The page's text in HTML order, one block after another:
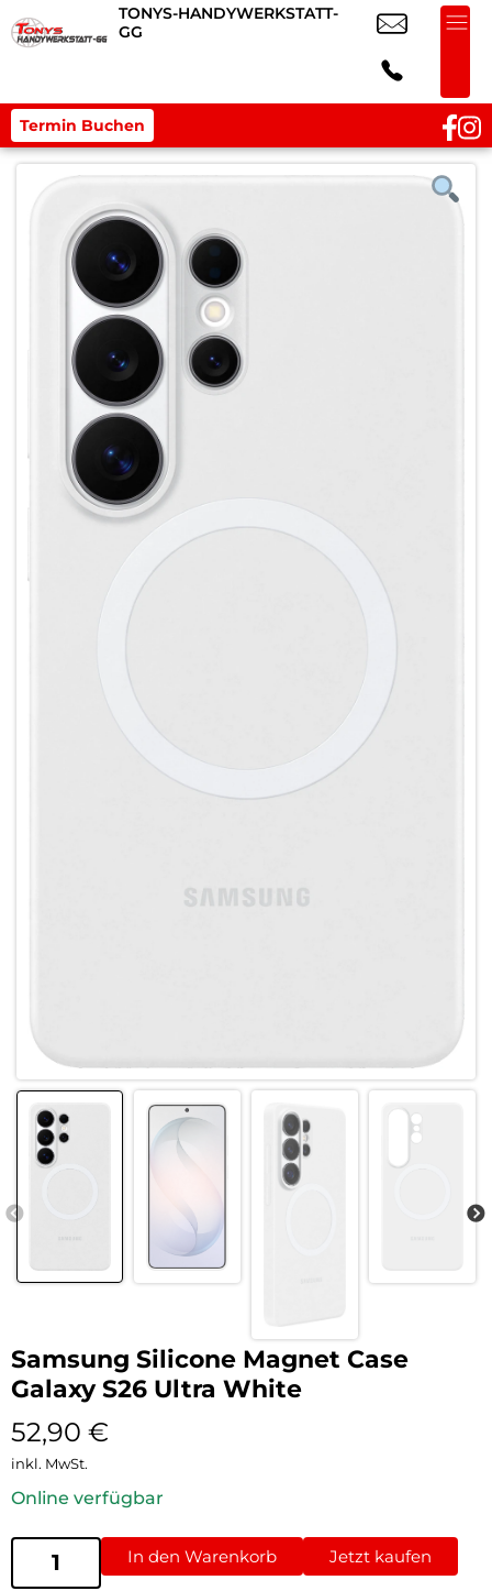
TONYS-HANDYWERKSTATT-
GG
Termin Buchen
Samsung Silicone Magnet Case
Galaxy S26 Ultra White
52,90 €
inkl. MwSt.
Online verfügbar
In den Warenkorb Jetzt kaufen